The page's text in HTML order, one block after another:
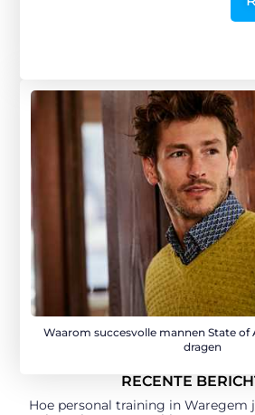
Waarom succesvolle mannen State of
dragen
RECENTE
Hoe personal training in Waregem